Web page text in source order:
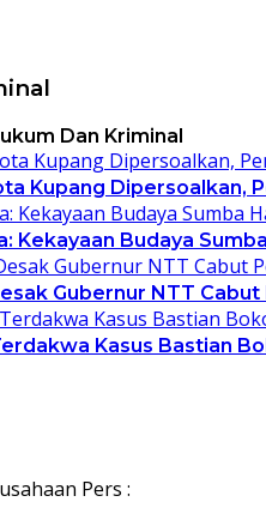
Dan Kriminal
Kupang Dipersoalkan,
Kekayaan Budaya
Gubernur NTT
Kasus Bastian
Pers :